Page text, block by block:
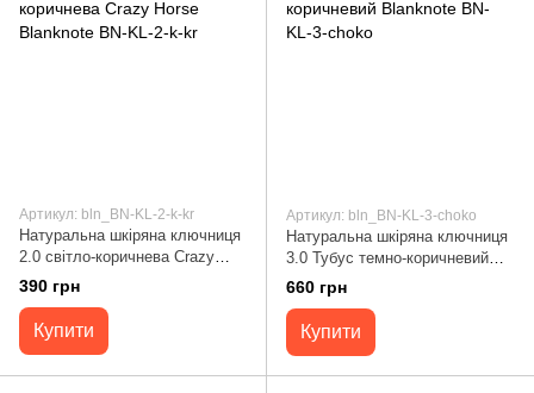
Артикул: bln_BN-KL-2-k-kr
Натуральна шкіряна ключниця
2.0 світло-коричнева Crazy
Horse Blanknote BN-KL-2-k-kr
390 грн
Купити
Артикул: bln_BN-KL-3-choko
Натуральна шкіряна ключниця
3.0 Тубус темно-коричневий
Blanknote BN-KL-3-choko
660 грн
Купити